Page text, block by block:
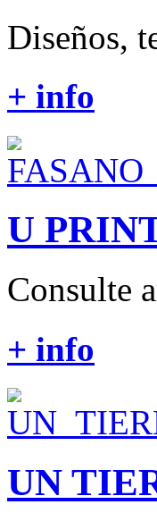
Diseños,
+ info
U
Consulte
+ info
UN